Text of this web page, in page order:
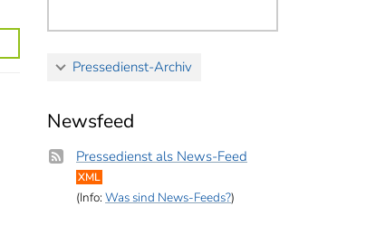
Pressedienst-Archiv
Newsfeed
Pressedienst als News-Feed
XML
(Info: Was sind News-Feeds?)